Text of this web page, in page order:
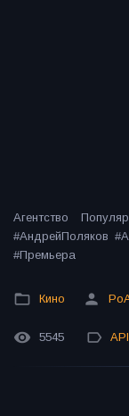
Агентство
#АндрейПоляков
#Премьера
Кино
5545